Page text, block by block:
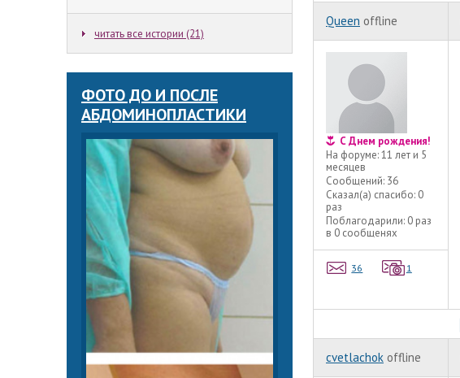
читать все истории (21)
ФОТО ДО И ПОСЛЕ
АБДОМИНОПЛАСТИКИ
Queen offline
С Днем рождения!
На форуме:11 лет и 5
месяцев
Сообщений: 36
Сказал(а) спасибо: 0
раз
Поблагодарили: 0 раз
в 0 сообщенях
36 1
cvetlachok offline